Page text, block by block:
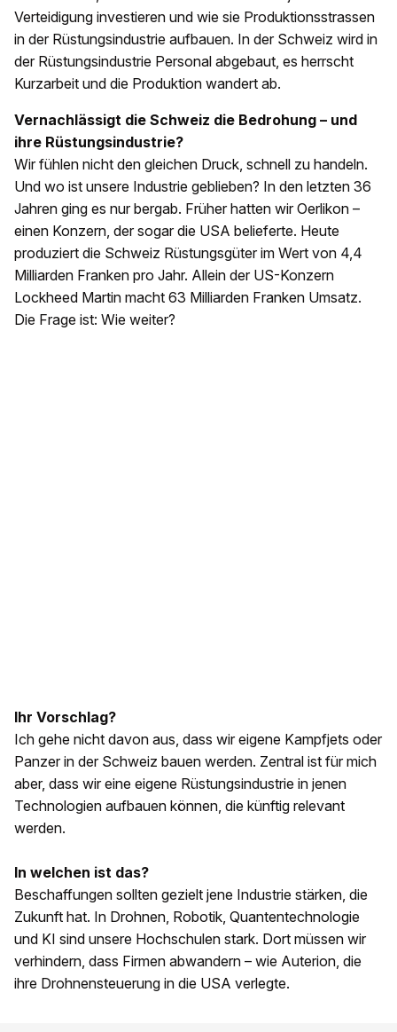
Verteidigung investieren und wie sie Produktionsstrassen
in der Rüstungsindustrie aufbauen. In der Schweiz wird in
der Rüstungsindustrie Personal abgebaut, es herrscht
Kurzarbeit und die Produktion wandert ab.
Vernachlässigt die Schweiz die Bedrohung – und
ihre Rüstungsindustrie?
Wir fühlen nicht den gleichen Druck, schnell zu handeln.
Und wo ist unsere Industrie geblieben? In den letzten 36
Jahren ging es nur bergab. Früher hatten wir Oerlikon –
einen Konzern, der sogar die USA belieferte. Heute
produziert die Schweiz Rüstungsgüter im Wert von 4,4
Milliarden Franken pro Jahr. Allein der US-Konzern
Lockheed Martin macht 63 Milliarden Franken Umsatz.
Die Frage ist: Wie weiter?
Ihr Vorschlag?
Ich gehe nicht davon aus, dass wir eigene Kampfjets oder
Panzer in der Schweiz bauen werden. Zentral ist für mich
aber, dass wir eine eigene Rüstungsindustrie in jenen
Technologien aufbauen können, die künftig relevant
werden.
In welchen ist das?
Beschaffungen sollten gezielt jene Industrie stärken, die
Zukunft hat. In Drohnen, Robotik, Quantentechnologie
und KI sind unsere Hochschulen stark. Dort müssen wir
verhindern, dass Firmen abwandern – wie Auterion, die
ihre Drohnensteuerung in die USA verlegte.